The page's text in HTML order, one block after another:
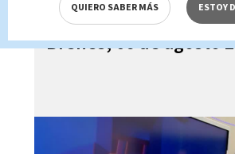
Telediario En Directo
Brenes, 06 de agosto
QUIERO SABER MÁS ESTOY